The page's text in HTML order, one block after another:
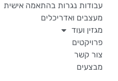
עבודות נגרות בהתאמה אישית
מעצבים ואדריכלים
מגזין ועוד
פרויקטים
צור קשר
מבצעים